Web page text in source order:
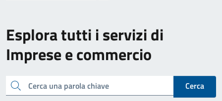
Esplora tutti i servizi di
Imprese e commercio
Cerca una parola chiave
Cerca